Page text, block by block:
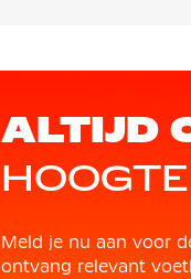
ALTIJD
Meld je nu aan voor
ontvang relevant